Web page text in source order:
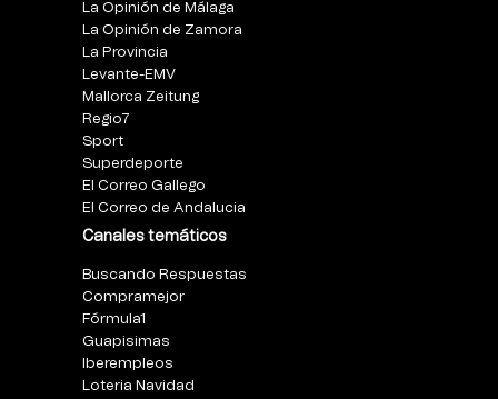
La Opinión de Málaga
La Opinión de Zamora
La Provincia
Levante-EMV
Mallorca Zeitung
Regio7
Sport
Superdeporte
El Correo Gallego
El Correo de Andalucia
Canales temáticos
Buscando Respuestas
Compramejor
Fórmula1
Guapisimas
Iberempleos
Loteria Navidad